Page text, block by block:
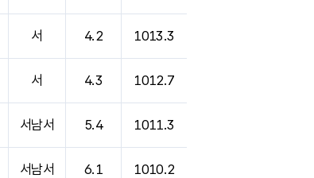
서 4.2 1013.3
서 4.3 1012.7
서남서 5.4 1011.3
서남서 6.1 1010.2